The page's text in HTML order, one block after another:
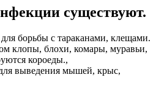
существуют.
борьбы с тараканами, клещами.
клопы, блохи, комары, муравьи,
короеды.,
выведения мышей, крыс,